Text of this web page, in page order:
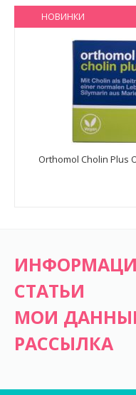
НОВИНКИ
Orthomol Cholin Plus
СТАТЬИ
МОИ
РАССЫЛКА